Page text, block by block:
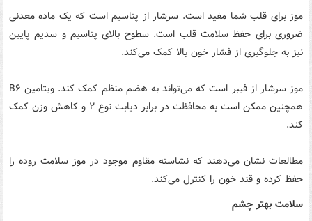
موز برای قلب شما مفید است. سرشار از پتاسیم است که یک ماده معدنی
ضروری برای حفظ سلامت قلب است. سطوح بالای پتاسیم و سدیم پایین
نیز به جلوگیری از فشار خون بالا کمک می‌کند.
موز سرشار از فیبر است که می‌تواند به هضم منظم کمک کند. ویتامین B۶
همچنین ممکن است به محافظت در برابر دیابت نوع ۲ و کاهش وزن کمک
کند.
مطالعات نشان می‌دهند که نشاسته مقاوم موجود در موز سلامت روده را
حفظ کرده و قند خون را کنترل می‌کند.
سلامت بهتر چشم